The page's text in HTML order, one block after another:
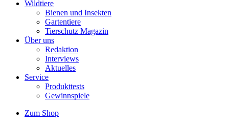
Wildtiere
Bienen und Insekten
Gartentiere
Tierschutz Magazin
Über uns
Redaktion
Interviews
Aktuelles
Service
Produkttests
Gewinnspiele
Zum Shop